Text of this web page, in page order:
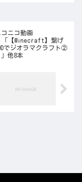
ニコ動画
「【Minecraft】繋げ
でジオラマクラフト②
」他8本